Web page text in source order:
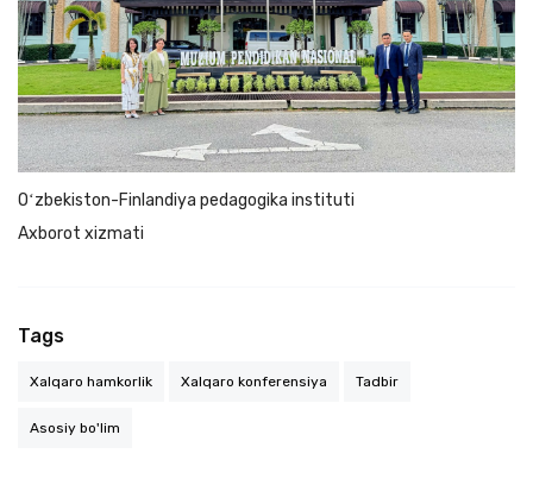
Oʻzbekiston-Finlandiya pedagogika instituti
Axborot xizmati
Tags
Xalqaro hamkorlik Xalqaro konferensiya Tadbir
Asosiy bo'lim